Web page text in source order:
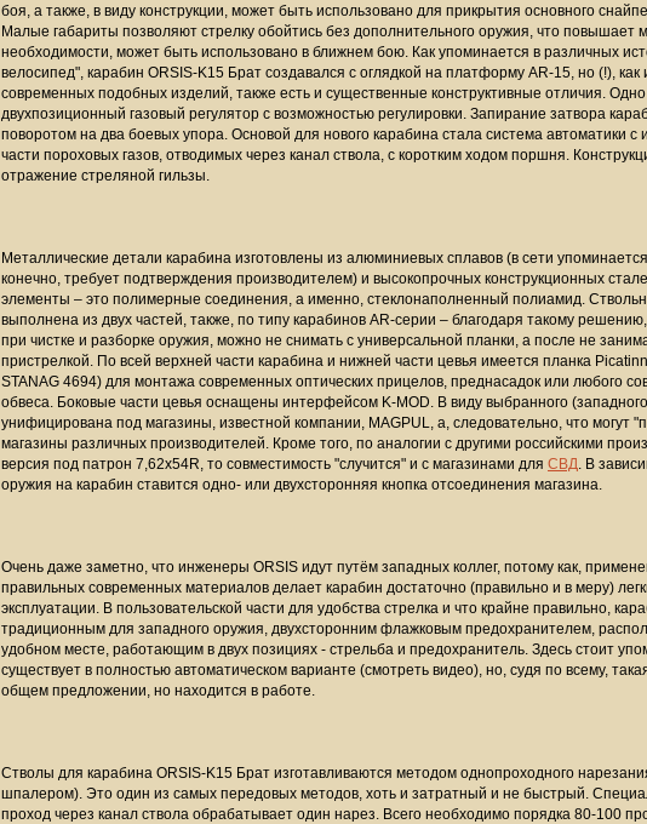
боя, а также, в виду конструкции, может быть использовано для прикрытия основного
Малые габариты позволяют стрелку обойтись без дополнительного оружия, что повышает
необходимости, может быть использовано в ближнем бою. Как упоминается в различных
велосипед", карабин ORSIS-K15 Брат создавался с оглядкой на платформу AR-15, но (!), как
современных подобных изделий, также есть и существенные конструктивные отличия.
двухпозиционный газовый регулятор с возможностью регулировки. Запирание затвора
поворотом на два боевых упора. Основой для нового карабина стала система автоматики с
части пороховых газов, отводимых через канал ствола, с коротким ходом поршня.
отражение стреляной гильзы.
Металлические детали карабина изготовлены из алюминиевых сплавов (в сети
конечно, требует подтверждения производителем) и высокопрочных конструкционных
элементы – это полимерные соединения, а именно, стеклонаполненный полиамид.
выполнена из двух частей, также, по типу карабинов AR-серии – благодаря такому
при чистке и разборке оружия, можно не снимать с универсальной планки, а после не
пристрелкой. По всей верхней части карабина и нижней части цевья имеется планка
STANAG 4694) для монтажа современных оптических прицелов, преднасадок или любого
обвеса. Боковые части цевья оснащены интерфейсом K-MOD. В виду выбранного
унифицирована под магазины, известной компании, MAGPUL, а, следовательно, что могут
магазины различных производителей. Кроме того, по аналогии с другими российскими
версия под патрон 7,62х54R, то совместимость "случится" и с магазинами для СВД. В
оружия на карабин ставится одно- или двухсторонняя кнопка отсоединения магазина.
Очень даже заметно, что инженеры ORSIS идут путём западных коллег, потому как,
правильных современных материалов делает карабин достаточно (правильно и в меру)
эксплуатации. В пользовательской части для удобства стрелка и что крайне правильно,
традиционным для западного оружия, двухсторонним флажковым предохранителем,
удобном месте, работающим в двух позициях - стрельба и предохранитель. Здесь стоит
существует в полностью автоматическом варианте (смотреть видео), но, судя по всему,
общем предложении, но находится в работе.
Стволы для карабина ORSIS-K15 Брат изготавливаются методом однопроходного
шпалером). Это один из самых передовых методов, хоть и затратный и не быстрый.
проход через канал ствола обрабатывает один нарез. Всего необходимо порядка 80-100